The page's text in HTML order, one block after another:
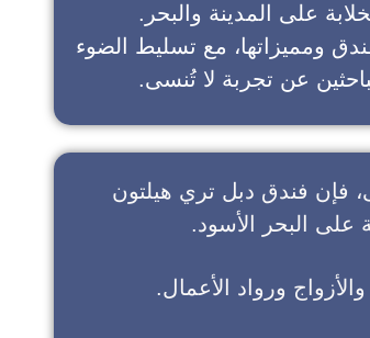
على المدينة والبحر.
ومميزاتها، مع تسليط الضوء
عن تجربة لا تُنسى.
فإن فندق دبل تري هيلتون
على البحر الأسود.
ورواد الأعمال.